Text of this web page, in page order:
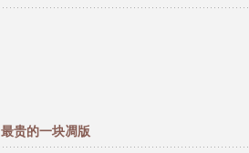
最贵的一块凋版